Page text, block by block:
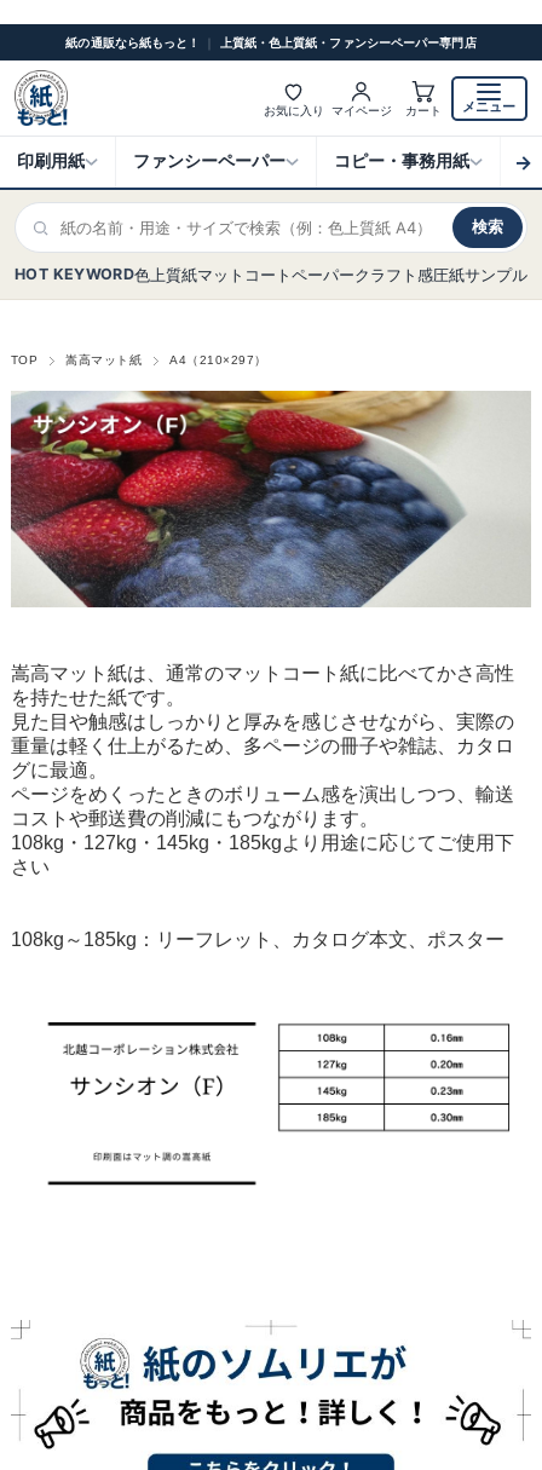
紙の通販なら紙もっと！ ｜ 上質紙・色上質紙・ファンシーペーパー専門店
お気に入り マイページ カート メニュー
印刷用紙 ファンシーペーパー コピー・事務用紙 ク
→
検索
HOT KEYWORD色上質紙マットコートペーパークラフト感圧紙サンプル
TOP 嵩高マット紙 A4（210×297）
嵩高マット紙は、通常のマットコート紙に比べてかさ高性
を持たせた紙です。
見た目や触感はしっかりと厚みを感じさせながら、実際の
重量は軽く仕上がるため、多ページの冊子や雑誌、カタロ
グに最適。
ページをめくったときのボリューム感を演出しつつ、輸送
コストや郵送費の削減にもつながります。
108kg・127kg・145kg・185kgより用途に応じてご使用下
さい
108kg～185kg：リーフレット、カタログ本文、ポスター